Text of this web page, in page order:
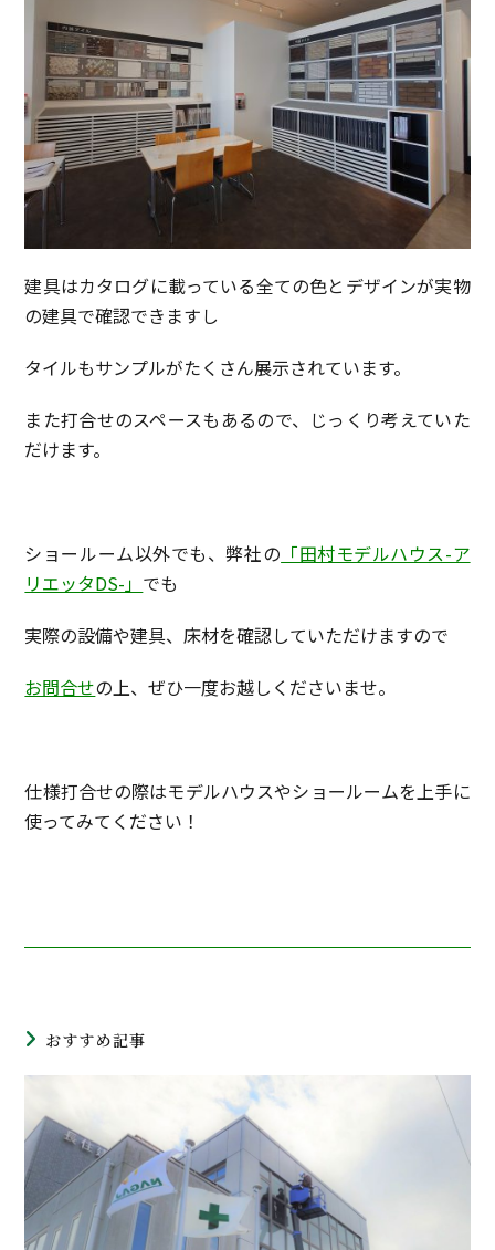
建具はカタログに載っている全ての色とデザインが実物
の建具で確認できますし
タイルもサンプルがたくさん展示されています。
また打合せのスペースもあるので、じっくり考えていた
だけます。
ショールーム以外でも、弊社の 「田村モデルハウス-ア
リエッタDS-」 でも
実際の設備や建具、床材を確認していただけますので
お問合せの上、ぜひ一度お越しくださいませ。
仕様打合せの際はモデルハウスやショールームを上手に
使ってみてください！
おすすめ記事